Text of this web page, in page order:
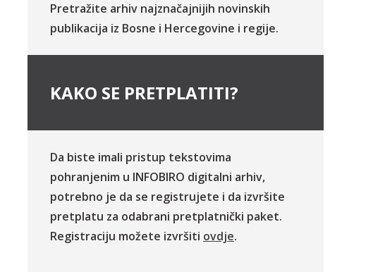
Pretražite arhiv najznačajnijih novinskih
publikacija iz Bosne i Hercegovine i regije.
KAKO SE PRETPLATITI?
Da biste imali pristup tekstovima
pohranjenim u INFOBIRO digitalni arhiv,
potrebno je da se registrujete i da izvršite
pretplatu za odabrani pretplatnički paket.
Registraciju možete izvršiti ovdje.